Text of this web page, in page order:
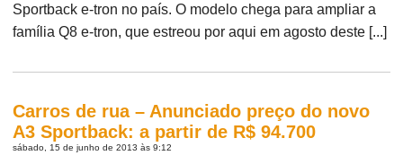
Sportback e-tron no país. O modelo chega para ampliar a
família Q8 e-tron, que estreou por aqui em agosto deste [...]
Carros de rua – Anunciado preço do novo
A3 Sportback: a partir de R$ 94.700
sábado, 15 de junho de 2013 às 9:12